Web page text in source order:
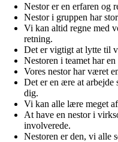
Nestor er en erfaren og
Nestor i gruppen har
Vi kan altid regne med
retning.
Det er vigtigt at lytte til
Nestoren i teamet har
Vores nestor har været
Det er en ære at arbejde
dig.
Vi kan alle lære meget
At have en nestor i
involverede.
Nestoren er den, vi alle